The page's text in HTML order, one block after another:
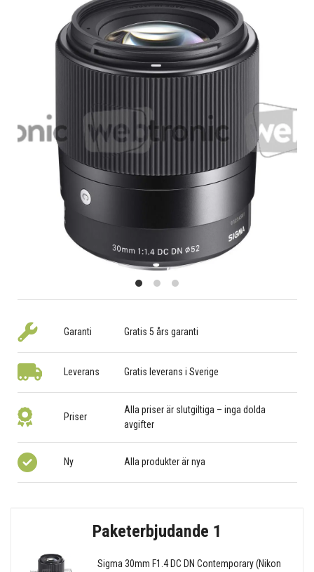
Garanti Gratis 5 års garanti
Leverans Gratis leverans i Sverige
Priser
Alla priser är slutgiltiga – inga dolda
avgifter
Ny Alla produkter är nya
Paketerbjudande 1
Sigma 30mm F1.4 DC DN Contemporary (Nikon